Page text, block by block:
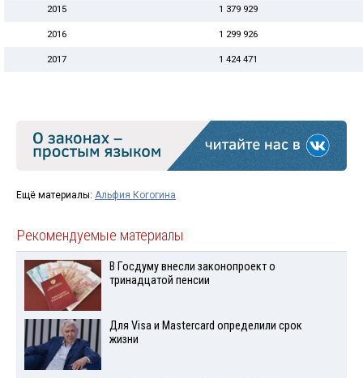
2015 1 379 929
2016 1 299 926
2017 1 424 471
Ещё материалы: Альфия Когогина
Рекомендуемые материалы
В Госдуму внесли законопроект о
тринадцатой пенсии
Для Visа и Mastercard определили срок
жизни